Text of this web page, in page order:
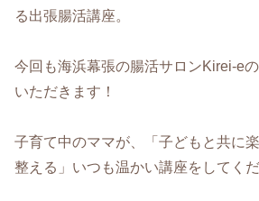
る出張腸活講座。
今回も海浜幕張の腸活サロンKirei-e
いただきます！
子育て中のママが、「子どもと共に
整える」いつも温かい講座をしてくだ